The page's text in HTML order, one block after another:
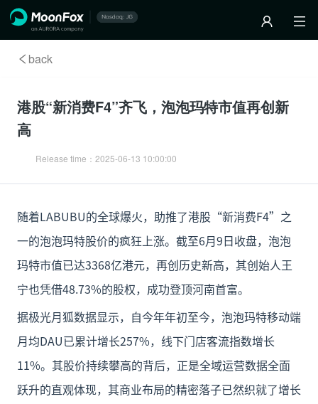
back
港股“新消费F4”齐飞，泡泡玛特市值再创新
高
Release time： 2025-06-13 10:00:00
随着LABUBU的全球爆火，助推了港股“新消费F4”之
一的泡泡玛特股价的疯狂上涨。截至6月9日收盘，泡泡
玛特市值已达3368亿港元，再创历史新高，其创始人王
宁也凭借48.73%的股权，成功登顶河南首富。
据极光月狐数据显示，自今年年初至今，泡泡玛特移动端
月均DAU已累计增长257%，线下门店客流指数增长
11%。其股价持续攀高的背后，正是全域运营数据全面
跃升的直观体现，其商业布局的精密落子已然织就了增长